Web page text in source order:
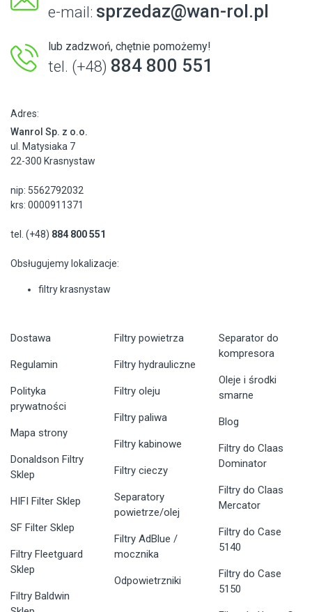
e-mail: sprzedaz@wan-rol.pl
lub zadzwoń, chętnie pomożemy!
tel. (+48) 884 800 551
Adres:
Wanrol Sp. z o.o.
ul. Matysiaka 7
22-300 Krasnystaw
nip: 5562792032
krs: 0000911371
tel. (+48) 884 800 551
Obsługujemy lokalizacje:
filtry krasnystaw
Dostawa
Regulamin
Polityka
prywatności
Mapa strony
Donaldson Filtry
Sklep
HIFI Filter Sklep
SF Filter Sklep
Filtry Fleetguard
Sklep
Filtry Baldwin
Filtry powietrza
Filtry hydrauliczne
Filtry oleju
Filtry paliwa
Filtry kabinowe
Filtry cieczy
Separatory
powietrze/olej
Filtry AdBlue /
mocznika
Odpowietrzniki
Separator do
kompresora
Oleje i środki
smarne
Blog
Filtry do Claas
Dominator
Filtry do Claas
Mercator
Filtry do Case
5140
Filtry do Case
5150